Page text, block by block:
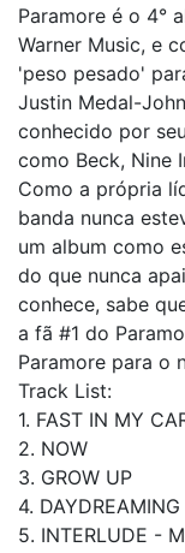
Paramore é o 4°
Warner Music, e
'peso pesado'
Justin Medal-
conhecido por
como Beck, Nine
Como a própria
banda nunca
um album como
do que nunca
conhece, sabe
a fã #1 do
Paramore para o
Track List:
1. FAST IN MY
2. NOW
3. GROW UP
4. DAYDREAMING
5. INTERLUDE -